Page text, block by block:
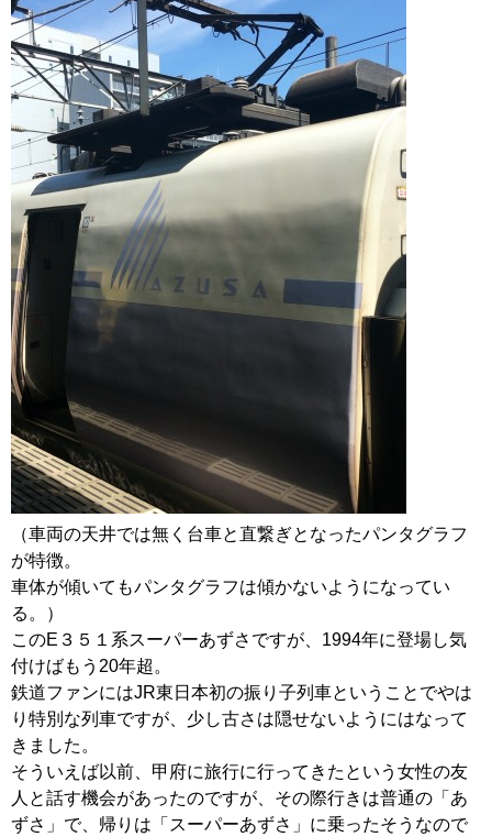
（車両の天井では無く台車と直繋ぎとなったパンタグラフ
が特徴。
車体が傾いてもパンタグラフは傾かないようになってい
る。）
このE３５１系スーパーあずさですが、1994年に登場し気
付けばもう20年超。
鉄道ファンにはJR東日本初の振り子列車ということでやは
り特別な列車ですが、少し古さは隠せないようにはなって
きました。
そういえば以前、甲府に旅行に行ってきたという女性の友
人と話す機会があったのですが、その際行きは普通の「あ
ずさ」で、帰りは「スーパーあずさ」に乗ったそうなので